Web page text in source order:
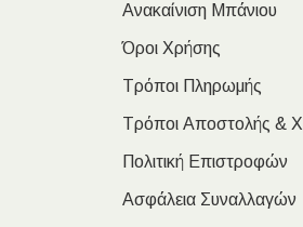
Ανακαίνιση Μπάνιου
Όροι Χρήσης
Τρόποι Πληρωμής
Τρόποι Αποστολής &
Πολιτική Επιστροφών
Ασφάλεια Συναλλαγών